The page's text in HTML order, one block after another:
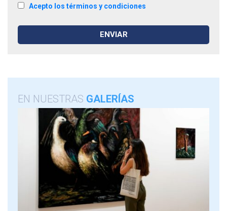
Acepto los términos y condiciones
EN NUESTRAS GALERÍAS